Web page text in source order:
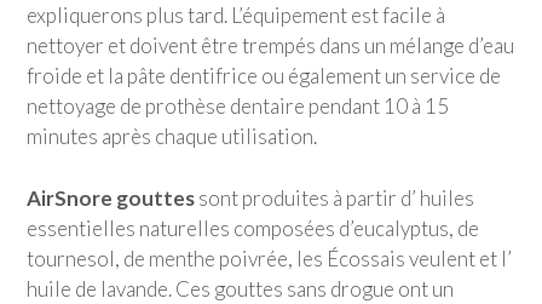
expliquerons plus tard. L’équipement est facile à
nettoyer et doivent être trempés dans un mélange d’eau
froide et la pâte dentifrice ou également un service de
nettoyage de prothèse dentaire pendant 10 à 15
minutes après chaque utilisation.
AirSnore gouttessont produites à partir d’ huiles
essentielles naturelles composées d’eucalyptus, de
tournesol, de menthe poivrée, les Écossais veulent et l’
huile de lavande. Ces gouttes sans drogue ont un